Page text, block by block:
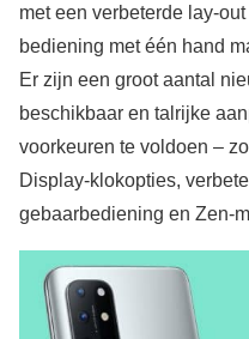
met een verbeterde lay-
bediening met één hand
Er zijn een groot aantal
beschikbaar en talrijke
voorkeuren te voldoen –
Display-klokopties,
gebaarbediening en Zen-